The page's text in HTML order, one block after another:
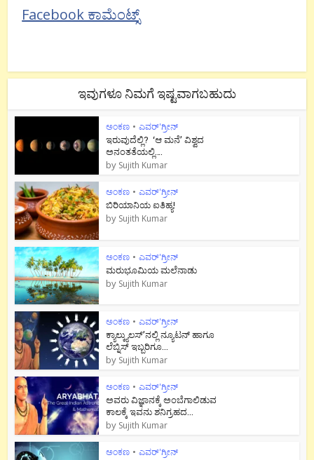
Facebook ಕಾಮೆಂಟ್ಸ್
ಇವುಗಳೂ ನಿಮಗೆ ಇಷ್ಟವಾಗಬಹುದು
ಅಂಕಣ • ಎವರ್'ಗ್ರೀನ್
ಇರುವುದೆಲ್ಲಿ? ‘ಆ ಮನೆ’ ವಿಶ್ವದ
ಅನಂತತೆಯಲ್ಲಿ….
by Sujith Kumar
ಅಂಕಣ • ಎವರ್'ಗ್ರೀನ್
ಬಿರಿಯಾನಿಯ ಐತಿಹ್ಯ!
by Sujith Kumar
ಅಂಕಣ • ಎವರ್'ಗ್ರೀನ್
ಮರುಭೂಮಿಯ ಮಲೆನಾಡು
by Sujith Kumar
ಅಂಕಣ • ಎವರ್'ಗ್ರೀನ್
ಕ್ಯಾಲ್ಕ್ಯುಲಸ್’ನಲ್ಲಿ ನ್ಯೂಟನ್ ಹಾಗೂ
ಲೆಬ್ನಿಸ್ ಇಬ್ಬರಿಗೂ...
by Sujith Kumar
ಅಂಕಣ • ಎವರ್'ಗ್ರೀನ್
ಅವರು ವಿಜ್ಞಾನಕ್ಕೆ ಅಂಬೆಗಾಲಿಡುವ
ಕಾಲಕ್ಕೆ ಇವನು ಶನಿಗ್ರಹದ...
by Sujith Kumar
ಅಂಕಣ • ಎವರ್'ಗ್ರೀನ್